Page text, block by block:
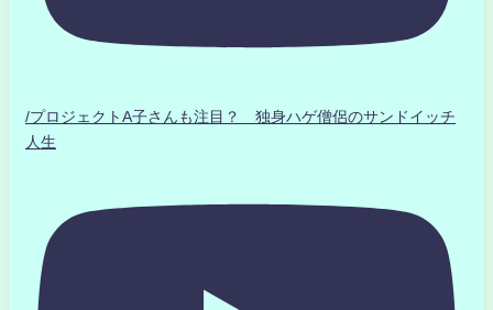
/プロジェクトA子さんも注目？ 独身ハゲ僧侶のサンドイッチ
人生